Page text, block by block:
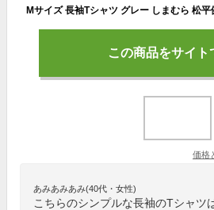
Mサイズ 長袖Tシャツ グレー しまむら 松
この商品をサイト
価格
あみあみあみ(40代・女性)
こちらのシンプルな長袖のTシャツ